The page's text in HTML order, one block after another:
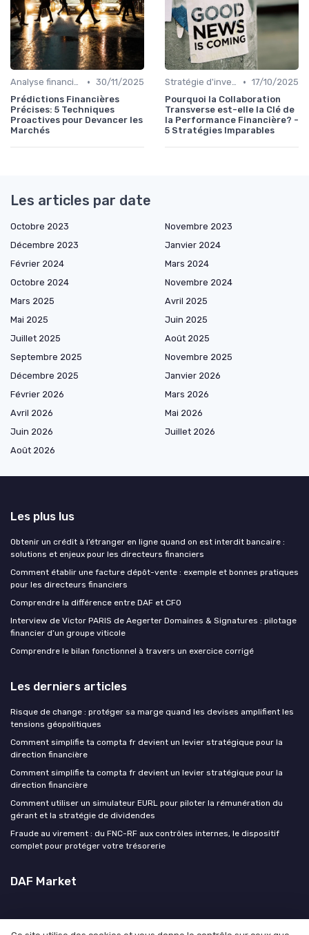
Analyse financière • 30/11/2025
Prédictions Financières
Précises: 5 Techniques
Proactives pour Devancer les
Marchés
Stratégie d'investissement • 17/10/2025
Pourquoi la Collaboration
Transverse est-elle la Clé de
la Performance Financière? -
5 Stratégies Imparables
Les articles par date
Octobre 2023
Novembre 2023
Décembre 2023
Janvier 2024
Février 2024
Mars 2024
Octobre 2024
Novembre 2024
Mars 2025
Avril 2025
Mai 2025
Juin 2025
Juillet 2025
Août 2025
Septembre 2025
Novembre 2025
Décembre 2025
Janvier 2026
Février 2026
Mars 2026
Avril 2026
Mai 2026
Juin 2026
Juillet 2026
Août 2026
Les plus lus
Obtenir un crédit à l’étranger en ligne quand on est interdit bancaire :
solutions et enjeux pour les directeurs financiers
Comment établir une facture dépôt-vente : exemple et bonnes pratiques
pour les directeurs financiers
Comprendre la différence entre DAF et CFO
Interview de Victor PARIS de Aegerter Domaines & Signatures : pilotage
financier d’un groupe viticole
Comprendre le bilan fonctionnel à travers un exercice corrigé
Les derniers articles
Risque de change : protéger sa marge quand les devises amplifient les
tensions géopolitiques
Comment simplifie ta compta fr devient un levier stratégique pour la
direction financière
Comment simplifie ta compta fr devient un levier stratégique pour la
direction financière
Comment utiliser un simulateur EURL pour piloter la rémunération du
gérant et la stratégie de dividendes
Fraude au virement : du FNC-RF aux contrôles internes, le dispositif
complet pour protéger votre trésorerie
DAF Market